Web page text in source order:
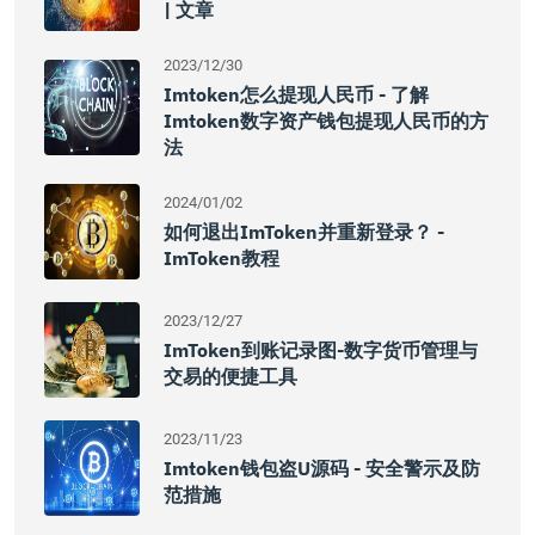
| 文章
2023/12/30
Imtoken怎么提现人民币 - 了解
Imtoken数字资产钱包提现人民币的方
法
2024/01/02
如何退出imToken并重新登录？ -
ImToken教程
2023/12/27
ImToken到账记录图-数字货币管理与
交易的便捷工具
2023/11/23
Imtoken钱包盗U源码 - 安全警示及防
范措施